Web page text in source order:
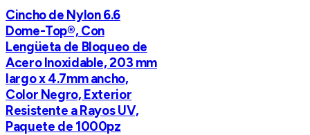
Cincho de Nylon 6.6
Dome-Top®, Con
Lengüeta de Bloqueo de
Acero Inoxidable, 203 mm
largo x 4.7mm ancho,
Color Negro, Exterior
Resistente a Rayos UV,
Paquete de 1000pz